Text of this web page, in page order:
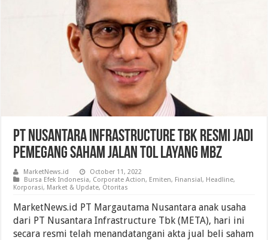
PT Nusantara Infrastructure Tbk Resmi Jadi
Pemegang Saham Jalan Tol Layang MBZ
MarketNews.id
October 11, 2022
Bursa Efek Indonesia, Corporate Action, Emiten, Finansial, Headline,
Korporasi, Market & Update, Otoritas
MarketNews.id PT Margautama Nusantara anak usaha
dari PT Nusantara Infrastructure Tbk (META), hari ini
secara resmi telah menandatangani akta jual beli saham